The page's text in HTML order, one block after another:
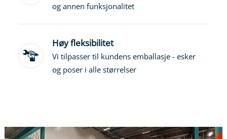
og annen funksjonalitet
Høy fleksibilitet
Vi tilpasser til kundens emballasje - esker
og poser i alle størrelser